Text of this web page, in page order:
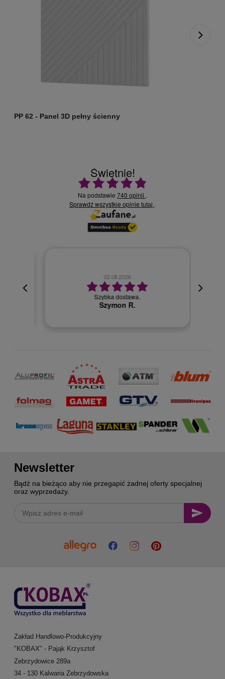
PP 62 - Panel 3D pełny ścienny
Świetnie!
Ocena średnia 4.9 na 5
Na podstawie 740 opinii .
Sprawdź wszystkie opinie tutaj .
02.08.2026
Szybka dostawa.
Szymon R.
Newsletter
Bądź na bieżąco aby nie przegapić żadnej oferty specjalnej
oraz wyprzedaży.
Zakład Handlowo-Produkcyjny
"KOBAX" - Pająk Krzysztof
Zebrzydowice 289a
34 - 130 Kalwaria Zebrzydowska